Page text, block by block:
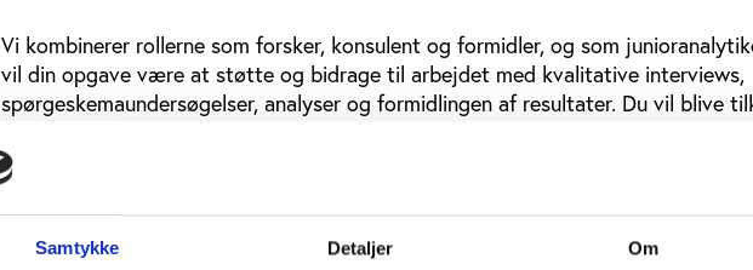
Samtykke Detaljer Om
Vi kombinerer rollerne som forsker, konsulent og formidler, og som
vil din opgave være at støtte og bidrage til arbejdet med kvalitative interviews,
spørgeskemaundersøgelser, analyser og formidlingen af resultater. Du vil blive
(facilitetsdatabasen.dk), som er en af vores centrale aktiviteter.
Arbejdsmæssigt er du grundig og systematisk. Du skal både kunne arbejde
og kunne indgå i samarbejder med andre. Det er en stor fordel at have flair for at